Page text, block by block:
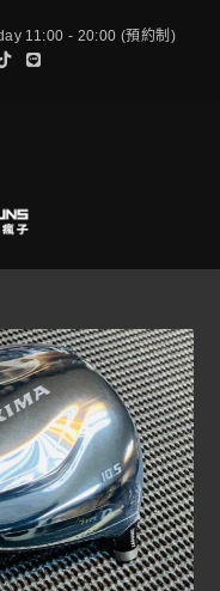
11:00 - 20:00 (預約制)